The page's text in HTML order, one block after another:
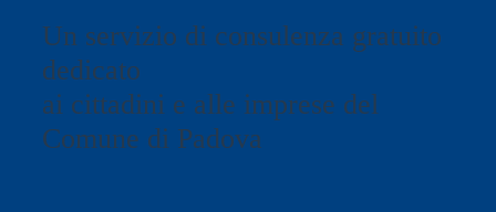
Un servizio di consulenza gratuito
dedicato
ai cittadini e alle imprese del
Comune di Padova